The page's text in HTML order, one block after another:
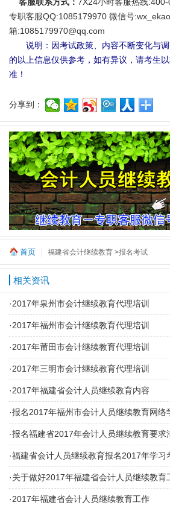
专职客服QQ:1085179970 微信号
箱:1085179970@qq.com
说明：因考试政策、内容不断变化与
的以上信息仅供参考，如有异议，请考生
准！
分享到：
首页 福建省会计继续教育 >报名考试
相关资讯
·2017年泉州市会计继续教育代理培训
·2017年福州市会计继续教育代理培训
·2017年莆田市会计继续教育代理培训
·2017年三明市会计继续教育代理培训
·2017年福建省会计人员继续教育内容
·报名2017年福州市会计人员继续教育网络
·报名福建省2017年会计人员继续教育要求
·福建省会计人员继续教育报名2017年学习
·关于做好2017年福建省会计人员继续教育
·2017年福建省会计人员继续教育工作